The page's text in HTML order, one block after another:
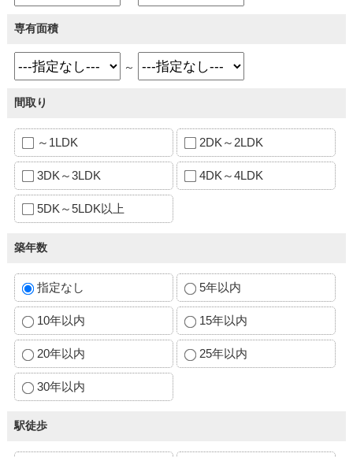
専有面積
～
間取り
～1LDK 2DK～2LDK
3DK～3LDK 4DK～4LDK
5DK～5LDK以上
築年数
指定なし 5年以内
10年以内 15年以内
20年以内 25年以内
30年以内
駅徒歩